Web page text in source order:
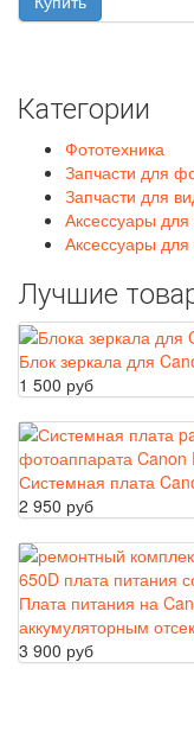
Категории
Фототехника
Запчасти для
Запчасти для
Аксессуары
Аксессуары
Лучшие
Блок зеркала для
1 500 руб
Системная плата
2 950 руб
Плата питания на
аккумуляторным
3 900 руб